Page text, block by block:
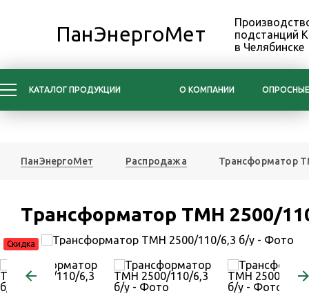
ПанЭнергоМет
подстанций
в Челябинске
КАТАЛОГ ПРОДУКЦИИ О КОМПАНИИ
ПанЭнергоМет Распродажа Трансформатор
Трансформатор ТМН 2500/
Скидка